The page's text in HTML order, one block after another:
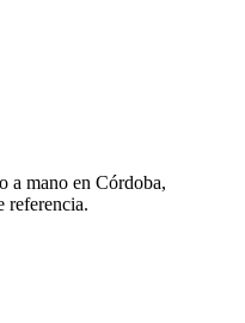
a mano en Córdoba,
referencia.